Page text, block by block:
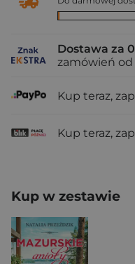
Dostawa za 0
zamówień od
Kup teraz,
Kup teraz,
Kup w zestawie